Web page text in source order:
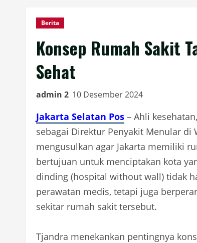
Berita
Konsep Rumah Sakit
Sehat
admin 2 10 Desember 2024
Jakarta Selatan Pos – Ahli
sebagai Direktur Penyakit Menular di
mengusulkan agar Jakarta memiliki
bertujuan untuk menciptakan kota
dinding (hospital without wall) tidak
perawatan medis, tetapi juga
sekitar rumah sakit tersebut.
Tjandra menekankan pentingnya